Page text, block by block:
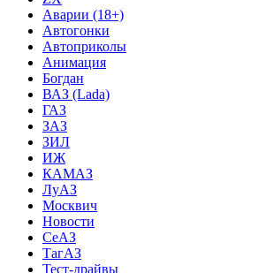
Аварии (18+)
Автогонки
Автоприколы
Анимация
Богдан
ВАЗ (Lada)
ГАЗ
ЗАЗ
ЗИЛ
ИЖ
КАМАЗ
ЛуАЗ
Москвич
Новости
СеАЗ
ТагАЗ
Тест-драйвы